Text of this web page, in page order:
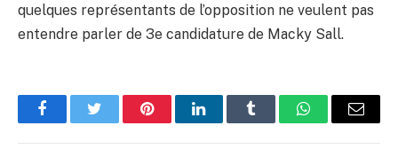
quelques représentants de l’opposition ne veulent pas
entendre parler de 3e candidature de Macky Sall.
FacebookTwitter PinterestLinkedInTumblr WhatsAppEmail